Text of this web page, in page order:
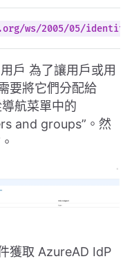
ws/2005/05/identity/
戶 為了讓用戶或用
要將它們分配給
航菜單中的
and groups”。然
獲取 AzureAD IdP